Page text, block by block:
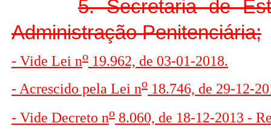
5. Secretaria de
Administração Penitenciária;
- Vide Lei no 19.962, de 03-01-2018.
- Acrescido pela Lei no 18.746, de 29-12-
- Vide Decreto no 8.060, de 18-12-2013 -